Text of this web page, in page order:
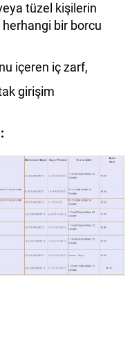
tüzel kişilerin
bir borcu
içeren iç zarf,
girişim